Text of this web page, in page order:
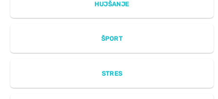
HUJŠANJE
ŠPORT
STRES